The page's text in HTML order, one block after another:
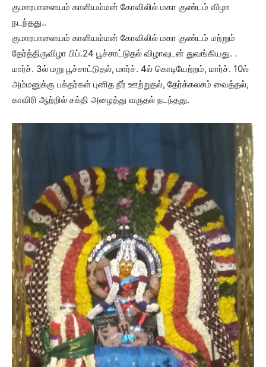
குமாரபாளையம் காளியம்மன் கோவிலில் மகா குண்டம் விழா
நடந்தது..
குமாரபாளையம் காளியம்மன் கோவிலில் மகா குண்டம் மற்றும்
தேர்த்திருவிழா பிப்.24 பூச்சாட்டுதல் விழாவுடன் துவங்கியது. .
மார்ச். 3ல் மறு பூச்சாட்டுதல், மார்ச். 4ல் கொடியேற்றம், மார்ச். 10ல்
அம்மனுக்கு பக்தர்கள் புனித நீர் ஊற்றுதல், தேர்க்கலசம் வைத்தல்,
காவிரி ஆற்றில் சக்தி அழைத்து வருதல் நடந்தது.